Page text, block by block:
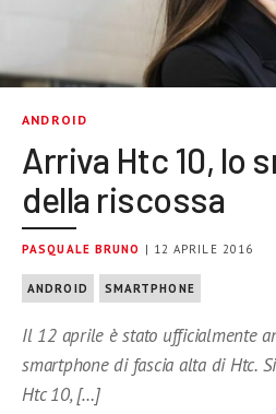
ANDROID
Arriva Htc 10, lo
della riscossa
PASQUALE BRUNO | 12 APRILE 2016
ANDROID SMARTPHONE
Il 12 aprile è stato ufficialmente
smartphone di fascia alta di Htc.
Htc 10, […]